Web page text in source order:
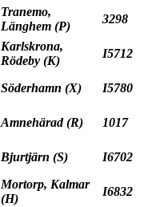
Tranemo,
Länghem (P)
3298
Karlskrona,
Rödeby (K)
I5712
Söderhamn (X)
I5780
Amnehärad (R)
1017
Bjurtjärn (S)
I6702
Mortorp, Kalmar
(H)
I6832